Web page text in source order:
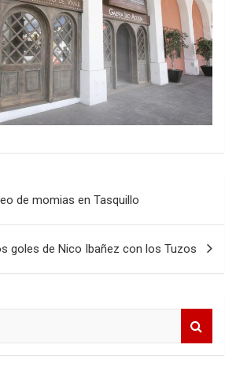
de momias en Tasquillo
goles de Nico Ibañez con los Tuzos